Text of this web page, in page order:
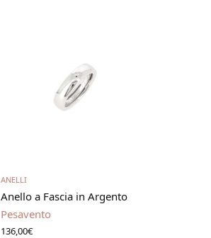
ANELLI
Anello a Fascia in Argento
Pesavento
136,00€